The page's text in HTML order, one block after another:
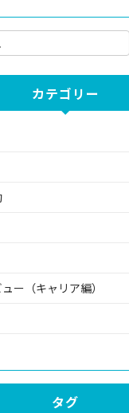
カテゴリー
ー（キャリア編）
タグ